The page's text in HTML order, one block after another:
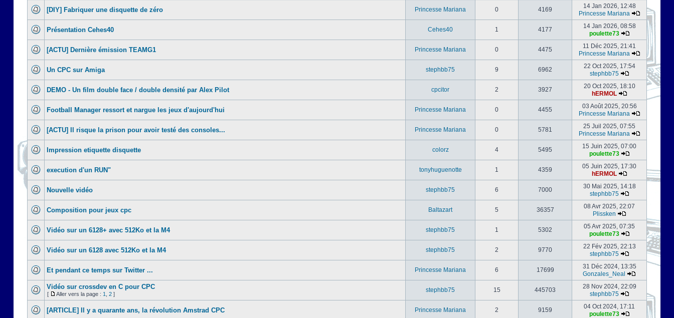
[DIY] Fabriquer une disquette de zéro Princesse Mariana 0 4169
14 Jan 2026, 12:48
Princesse Mariana
Présentation Cehes40 Cehes40 1 4177
14 Jan 2026, 08:58
poulette73
[ACTU] Dernière émission TEAMG1 Princesse Mariana 0 4475
11 Déc 2025, 21:41
Princesse Mariana
Un CPC sur Amiga stephbb75 9 6962
22 Oct 2025, 17:54
stephbb75
DEMO - Un film double face / double densité par Alex Pilot cpcitor 2 3927
20 Oct 2025, 18:10
hERMOL
Football Manager ressort et nargue les jeux d'aujourd'hui Princesse Mariana 0 4455
03 Août 2025, 20:56
Princesse Mariana
[ACTU] Il risque la prison pour avoir testé des consoles... Princesse Mariana 0 5781
25 Juil 2025, 07:55
Princesse Mariana
Impression etiquette disquette colorz 4 5495
15 Juin 2025, 07:00
poulette73
execution d'un RUN" tonyhuguenotte 1 4359
05 Juin 2025, 17:30
hERMOL
Nouvelle vidéo stephbb75 6 7000
30 Mai 2025, 14:18
stephbb75
Composition pour jeux cpc Baltazart 5 36357
08 Avr 2025, 22:07
Plissken
Vidéo sur un 6128+ avec 512Ko et la M4 stephbb75 1 5302
05 Avr 2025, 07:35
poulette73
Vidéo sur un 6128 avec 512Ko et la M4 stephbb75 2 9770
22 Fév 2025, 22:13
stephbb75
Et pendant ce temps sur Twitter ... Princesse Mariana 6 17699
31 Déc 2024, 13:35
Gonzales_Neal
Vidéo sur crossdev en C pour CPC
[ Aller vers la page : 1 2 ]
stephbb75 15 445703
28 Nov 2024, 22:09
stephbb75
[ARTICLE] Il y a quarante ans, la révolution Amstrad CPC Princesse Mariana 2 9159
04 Oct 2024, 17:11
poulette73